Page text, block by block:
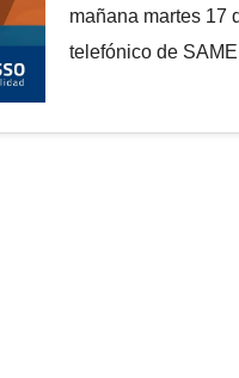
mañana martes 17
telefónico de